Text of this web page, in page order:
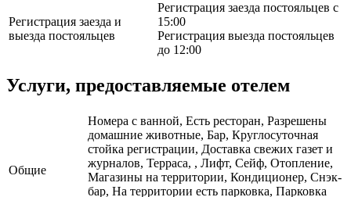
Регистрация заезда и
выезда постояльцев
Регистрация заезда постояльцев с
15:00
Регистрация выезда постояльцев
до 12:00
Услуги, предоставляемые отелем
Общие
Номера с ванной, Есть ресторан, Разрешены
домашние животные, Бар, Круглосуточная
стойка регистрации, Доставка свежих газет и
журналов, Терраса, , Лифт, Сейф, Отопление,
Магазины на территории, Кондиционер, Снэк-
бар, На территории есть парковка, Парковка